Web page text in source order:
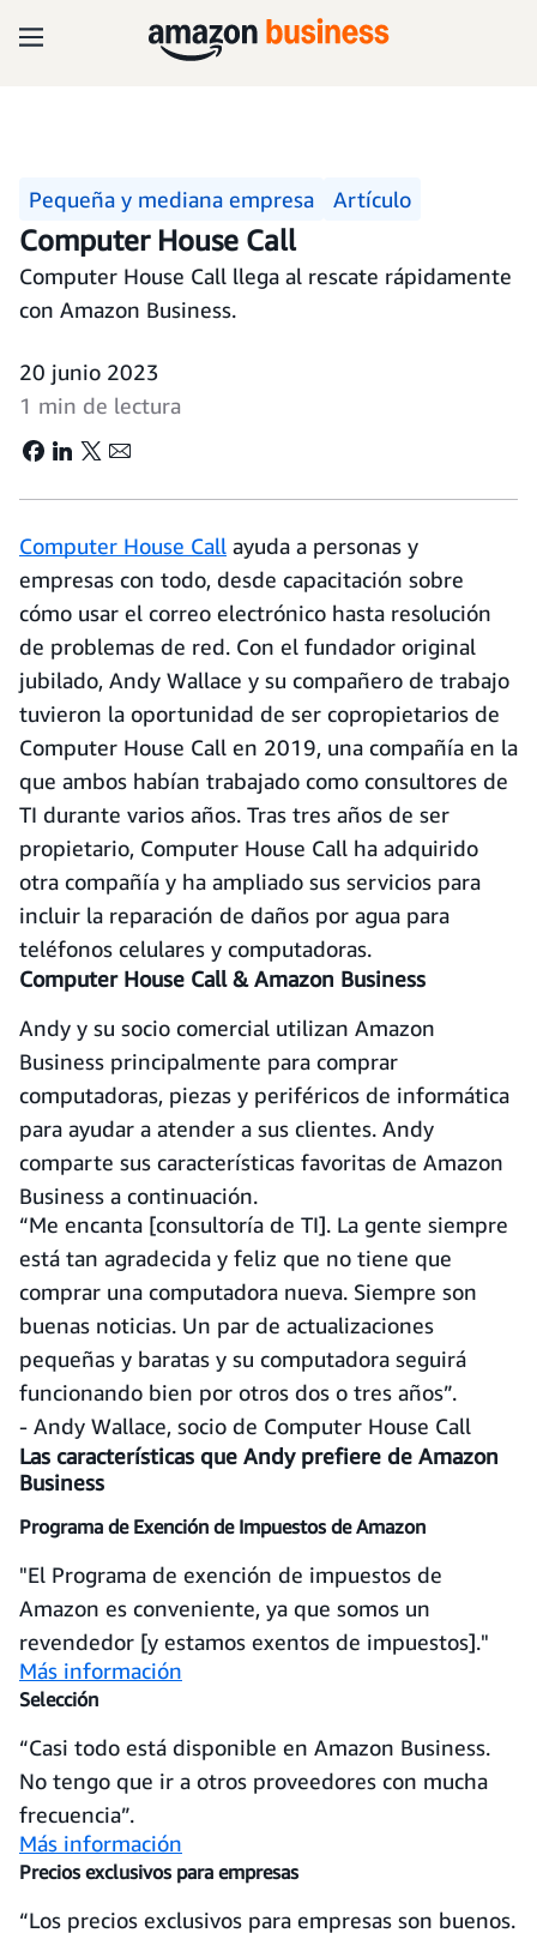
Pequeña y mediana empresa Artículo
Computer House Call
Computer House Call llega al rescate rápidamente
con Amazon Business.
20 junio 2023
1 min de lectura
Computer House Call ayuda a personas y
empresas con todo, desde capacitación sobre
cómo usar el correo electrónico hasta resolución
de problemas de red. Con el fundador original
jubilado, Andy Wallace y su compañero de trabajo
tuvieron la oportunidad de ser copropietarios de
Computer House Call en 2019, una compañía en la
que ambos habían trabajado como consultores de
TI durante varios años. Tras tres años de ser
propietario, Computer House Call ha adquirido
otra compañía y ha ampliado sus servicios para
incluir la reparación de daños por agua para
teléfonos celulares y computadoras.
Computer House Call & Amazon Business
Andy y su socio comercial utilizan Amazon
Business principalmente para comprar
computadoras, piezas y periféricos de informática
para ayudar a atender a sus clientes. Andy
comparte sus características favoritas de Amazon
Business a continuación.
“Me encanta [consultoría de TI]. La gente siempre
está tan agradecida y feliz que no tiene que
comprar una computadora nueva. Siempre son
buenas noticias. Un par de actualizaciones
pequeñas y baratas y su computadora seguirá
funcionando bien por otros dos o tres años”.
- Andy Wallace, socio de Computer House Call
Las características que Andy prefiere de Amazon
Business
Programa de Exención de Impuestos de Amazon
"El Programa de exención de impuestos de
Amazon es conveniente, ya que somos un
revendedor [y estamos exentos de impuestos]."
Más información
Selección
“Casi todo está disponible en Amazon Business.
No tengo que ir a otros proveedores con mucha
frecuencia”.
Más información
Precios exclusivos para empresas
“Los precios exclusivos para empresas son buenos.